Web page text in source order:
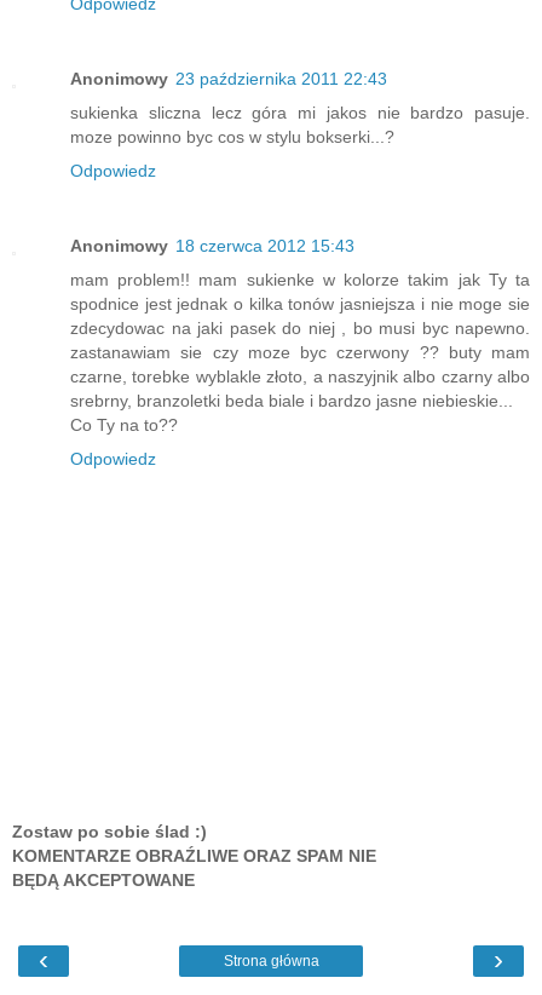
Odpowiedz
Anonimowy 23 października 2011 22:43
sukienka sliczna lecz góra mi jakos nie bardzo pasuje.
moze powinno byc cos w stylu bokserki...?
Odpowiedz
Anonimowy 18 czerwca 2012 15:43
mam problem!! mam sukienke w kolorze takim jak Ty ta
spodnice jest jednak o kilka tonów jasniejsza i nie moge sie
zdecydowac na jaki pasek do niej , bo musi byc napewno.
zastanawiam sie czy moze byc czerwony ?? buty mam
czarne, torebke wyblakle złoto, a naszyjnik albo czarny albo
srebrny, branzoletki beda biale i bardzo jasne niebieskie...
Co Ty na to??
Odpowiedz
Zostaw po sobie ślad :)
KOMENTARZE OBRAŹLIWE ORAZ SPAM NIE
BĘDĄ AKCEPTOWANE
‹ ›
Strona główna